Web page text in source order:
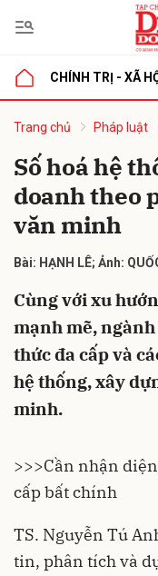
CHÍNH TRỊ - XÃ
Trang chủ Pháp luật
Số hoá hệ
doanh theo
văn minh
Bài: HẠNH LÊ; Ảnh:
Cùng với xu
mạnh mẽ,
thức đa cấp và
hệ thống, xây
minh.
>>>Cần nhận
cấp bất chính
TS. Nguyễn Tú
tin, phân tích và
luận